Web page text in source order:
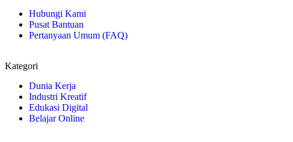
Hubungi Kami
Pusat Bantuan
Pertanyaan Umum (FAQ)
Kategori
Dunia Kerja
Industri Kreatif
Edukasi Digital
Belajar Online